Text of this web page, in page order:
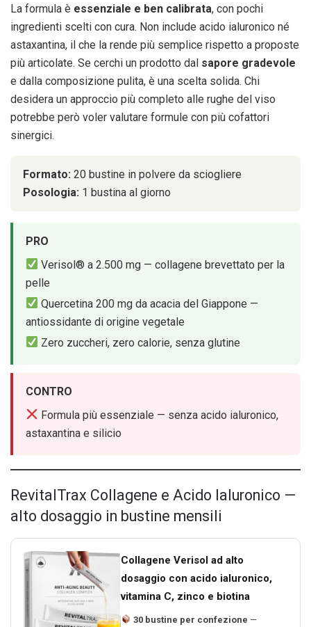
La formula è essenziale e ben calibrata, con pochi
ingredienti scelti con cura. Non include acido ialuronico né
astaxantina, il che la rende più semplice rispetto a proposte
più articolate. Se cerchi un prodotto dal sapore gradevole
e dalla composizione pulita, è una scelta solida. Chi
desidera un approccio più completo alle rughe del viso
potrebbe però voler valutare formule con più cofattori
sinergici.
Formato: 20 bustine in polvere da sciogliere
Posologia: 1 bustina al giorno
PRO
Verisol® a 2.500 mg — collagene brevettato per la
pelle
Quercetina 200 mg da acacia del Giappone —
antiossidante di origine vegetale
Zero zuccheri, zero calorie, senza glutine
CONTRO
Formula più essenziale — senza acido ialuronico,
astaxantina e silicio
RevitalTrax Collagene e Acido Ialuronico —
alto dosaggio in bustine mensili
Collagene Verisol ad alto
dosaggio con acido ialuronico,
vitamina C, zinco e biotina
30 bustine per confezione —